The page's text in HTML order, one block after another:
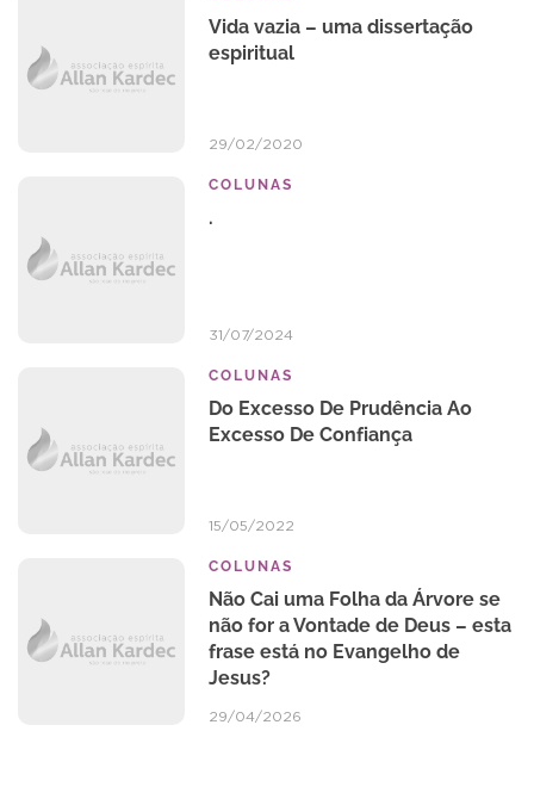
Vida vazia – uma dissertação
espiritual
29/02/2020
COLUNAS
.
31/07/2024
COLUNAS
Do Excesso De Prudência Ao
Excesso De Confiança
15/05/2022
COLUNAS
Não Cai uma Folha da Árvore se
não for a Vontade de Deus – esta
frase está no Evangelho de
Jesus?
29/04/2026